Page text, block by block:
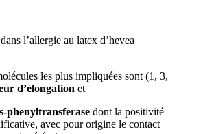
l’allergie au latex d’hevea
les plus impliquées sont (1, 3,
d’élongation et
phenyltransferasedont la positivité
avec pour origine le contact